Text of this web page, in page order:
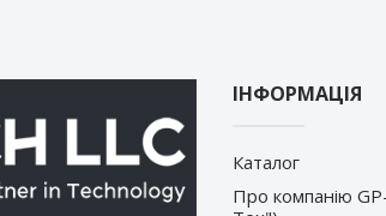
ІНФОРМАЦІЯ
Каталог
Про компанію